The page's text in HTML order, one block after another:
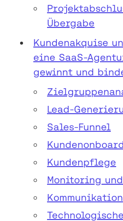
Übergabe
Kundenakquise
eine SaaS-
gewinnt und
Lead-
Sales-Funnel
Kundenpflege
Monitoring
Kommunikation